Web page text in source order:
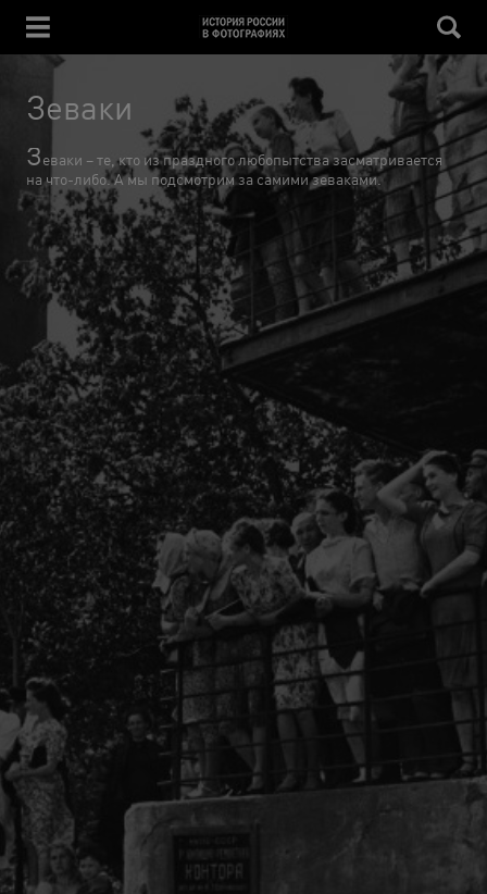
Зеваки
Зеваки – те, кто из праздного любопытства засматривается
на что-либо. А мы подсмотрим за самими зеваками.